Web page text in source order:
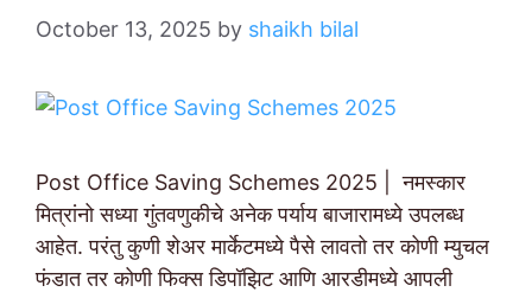
October 13, 2025 by shaikh bilal
Post Office Saving Schemes 2025 | नमस्कार
मित्रांनो सध्या गुंतवणुकीचे अनेक पर्याय बाजारामध्ये उपलब्ध
आहेत. परंतु कुणी शेअर मार्केटमध्ये पैसे लावतो तर कोणी म्युचल
फंडात तर कोणी फिक्स डिपॉझिट आणि आरडीमध्ये आपली